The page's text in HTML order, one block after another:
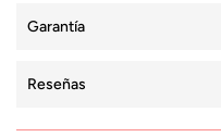
Garantía
Reseñas